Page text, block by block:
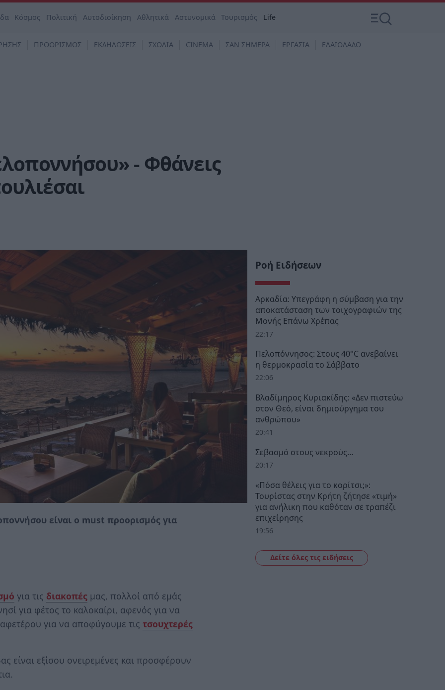
Κόσμος Πολιτική Αυτοδιοίκηση Αθλητικά Αστυνομικά Τουρισμός Life
ΠΡΟΟΡΙΣΜΟΣ ΕΚΔΗΛΩΣΕΙΣ ΣΧΟΛΙΑ CINEMA ΣΑΝ ΣΗΜΕΡΑ ΕΡΓΑΣΙΑ ΕΛΑΙΟΛΑΔΟ
- Φθάνεις
είναι ο must προορισμός για
για τις διακοπές μας, πολλοί από εμάς
για φέτος το καλοκαίρι, αφενός για να
για να αποφύγουμε τις τσουχτερές
είναι εξίσου ονειρεμένες και προσφέρουν
Ροή Ειδήσεων
Αρκαδία: Υπεγράφη η σύμβαση για την
αποκατάσταση των τοιχογραφιών της
Μονής Επάνω Χρέπας
22:17
Πελοπόννησος: Στους 40°C ανεβαίνει
η θερμοκρασία το Σάββατο
22:06
Βλαδίμηρος Κυριακίδης: «Δεν πιστεύω
στον Θεό, είναι δημιούργημα του
ανθρώπου»
20:41
Σεβασμό στους νεκρούς…
20:17
«Πόσα θέλεις για το κορίτσι;»:
Τουρίστας στην Κρήτη ζήτησε «τιμή»
για ανήλικη που καθόταν σε τραπέζι
επιχείρησης
19:56
Δείτε όλες τις ειδήσεις